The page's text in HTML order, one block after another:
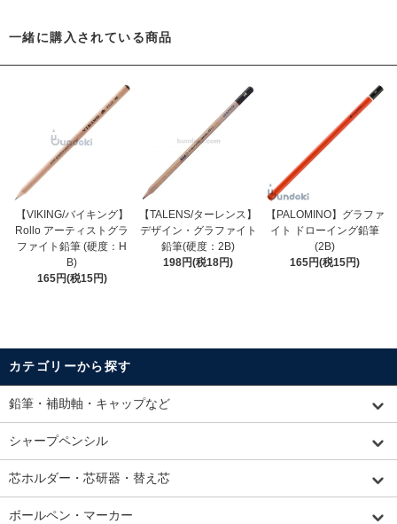
一緒に購入されている商品
【VIKING/バイキング】
Rollo アーティストグラ
ファイト鉛筆 (硬度：H
B)
165円(税15円)
【TALENS/ターレンス】
デザイン・グラファイト
鉛筆(硬度：2B)
198円(税18円)
【PALOMINO】グラファ
イト ドローイング鉛筆
(2B)
165円(税15円)
カテゴリーから探す
鉛筆・補助軸・キャップなど
シャープペンシル
芯ホルダー・芯研器・替え芯
ボールペン・マーカー